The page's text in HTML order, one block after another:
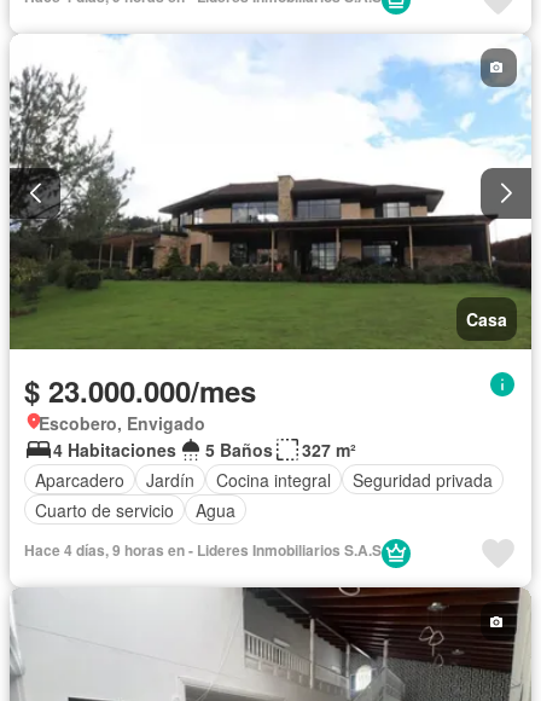
Casa
$ 23.000.000/mes
Escobero, Envigado
4 Habitaciones
5 Baños
327 m²
Aparcadero
Jardín Cocina integral
Seguridad privada
Cuarto de servicio
Agua
Hace 4 días, 9 horas en - Lideres Inmobiliarios S.A.S